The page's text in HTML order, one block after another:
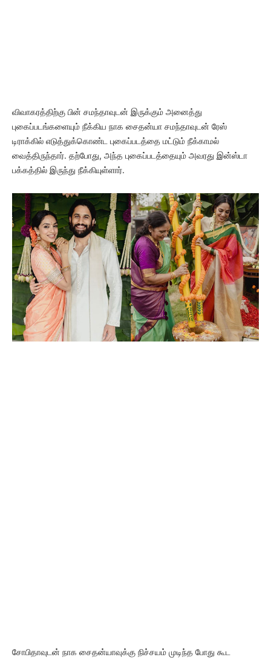
விவாகரத்திற்கு பின் சமந்தாவுடன் இருக்கும் அனைத்து
புகைப்படங்களையும் நீக்கிய நாக சைதன்யா சமந்தாவுடன் ரேஸ்
டிராக்கில் எடுத்துக்கொண்ட புகைப்படத்தை மட்டும் நீக்காமல்
வைத்திருந்தார். தற்போது, அந்த புகைப்படத்தையும் அவரது இன்ஸ்டா
பக்கத்தில் இருந்து நீக்கியுள்ளார்.
சோபிதாவுடன் நாக சைதன்யாவுக்கு நிச்சயம் முடிந்த போது கூட